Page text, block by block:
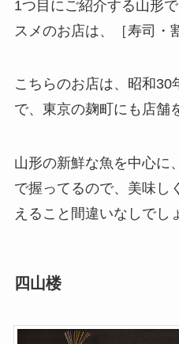
1つ目にご紹介する山形
スメのお店は、［寿司・
こちらのお店は、昭和30
で、東京の麹町にも店舗
山形の新鮮な魚を中心に
で握ってるので、美味し
えること間違いなしでし
四山楼